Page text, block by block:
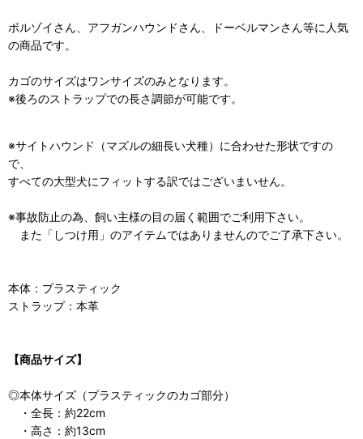
ボルゾイさん、アフガンハウンドさん、ドーベルマンさん等に人気
の商品です。
カゴのサイズはワンサイズのみとなります。
※後ろのストラップでの長さ調節が可能です。
※サイトハウンド（マズルの細長い犬種）に合わせた形状ですの
で、
すべての大型犬にフィットする訳ではございまいせん。
※事故防止の為、飼い主様の目の届く範囲でご利用下さい。
また「しつけ用」のアイテムではありませんのでご了承下さい。
本体：プラスティック
ストラップ：本革
【商品サイズ】
◎本体サイズ（プラスティックのカゴ部分）
・全長：約22cm
・高さ：約13cm